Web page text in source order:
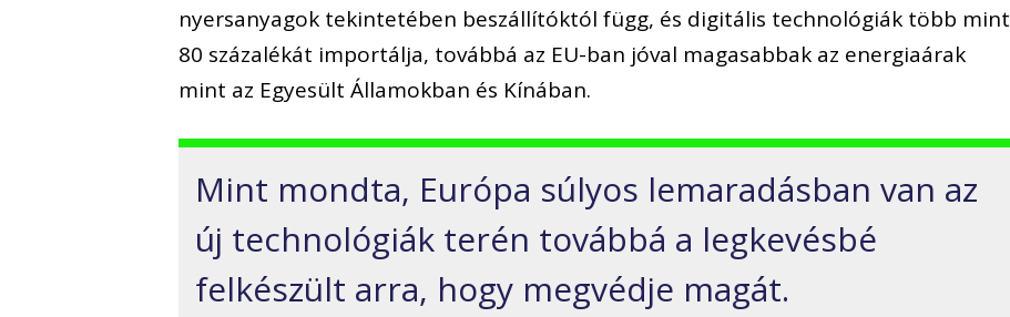
nyersanyagok tekintetében beszállítóktól függ, és digitális technológiák több mint
80 százalékát importálja, továbbá az EU-ban jóval magasabbak az energiaárak
mint az Egyesült Államokban és Kínában.
Mint mondta, Európa súlyos lemaradásban van az
új technológiák terén továbbá a legkevésbé
felkészült arra, hogy megvédje magát.